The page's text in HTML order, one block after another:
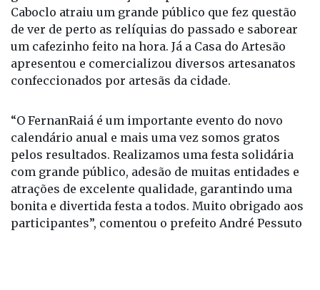
Caboclo atraiu um grande público que fez questão
de ver de perto as relíquias do passado e saborear
um cafezinho feito na hora. Já a Casa do Artesão
apresentou e comercializou diversos artesanatos
confeccionados por artesãs da cidade.
“O FernanRaiá é um importante evento do novo
calendário anual e mais uma vez somos gratos
pelos resultados. Realizamos uma festa solidária
com grande público, adesão de muitas entidades e
atrações de excelente qualidade, garantindo uma
bonita e divertida festa a todos. Muito obrigado aos
participantes”, comentou o prefeito André Pessuto